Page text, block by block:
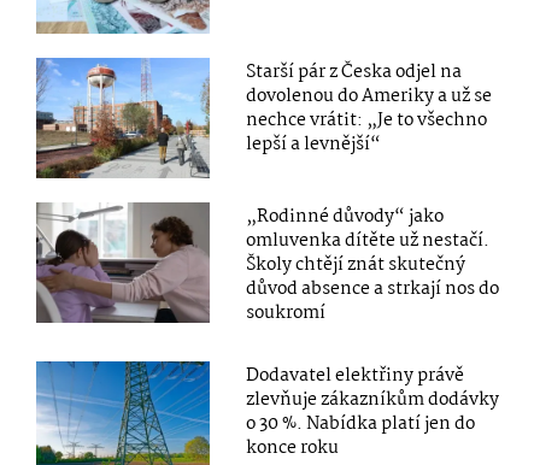
Starší pár z Česka odjel na
dovolenou do Ameriky a už se
nechce vrátit: „Je to všechno
lepší a levnější“
„Rodinné důvody“ jako
omluvenka dítěte už nestačí.
Školy chtějí znát skutečný
důvod absence a strkají nos do
soukromí
Dodavatel elektřiny právě
zlevňuje zákazníkům dodávky
o 30 %. Nabídka platí jen do
konce roku